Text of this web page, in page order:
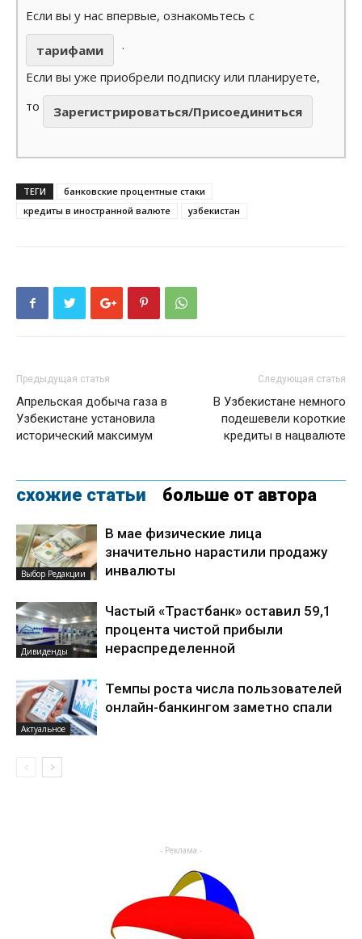
Если вы у нас впервые, ознакомьтесь с
тарифами
.
Если вы уже приобрели подписку или планируете,
то
Зарегистрироваться/Присоединиться
ТЕГИ
банковские процентные стаки
кредиты в иностранной валюте
узбекистан
Предыдущая статья
Апрельская добыча газа в
Узбекистане установила
исторический максимум
Следующая статья
В Узбекистане немного
подешевели короткие
кредиты в нацвалюте
схожие статьи больше от автора
Выбор Редакции
В мае физические лица
значительно нарастили продажу
инвалюты
Дивиденды
Частый «Трастбанк» оставил 59,1
процента чистой прибыли
нераспределенной
Актуальное
Темпы роста числа пользователей
онлайн-банкингом заметно спали
- Реклама -